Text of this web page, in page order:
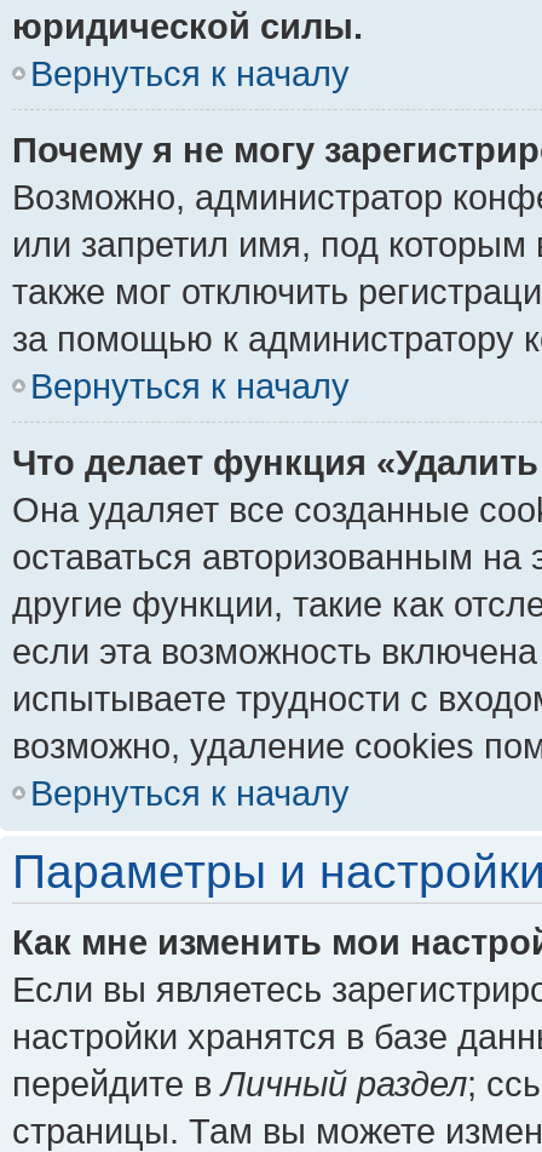
юридической силы.
Вернуться к началу
Почему я не могу
Возможно, администратор
или запретил имя, под которым
также мог отключить
за помощью к администратору
Вернуться к началу
Что делает функция
Она удаляет все созданные
оставаться авторизованным
другие функции, такие как
если эта возможность
испытываете трудности с
возможно, удаление cookies
Вернуться к началу
Параметры и
Как мне изменить мои
Если вы являетесь
настройки хранятся в базе
перейдите вЛичный раздел;
страницы. Там вы можете